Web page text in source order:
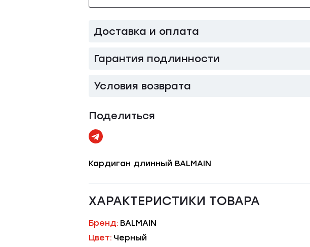
Доставка и оплата
Гарантия подлинности
Условия возврата
Поделиться
Кардиган длинный BALMAIN
ХАРАКТЕРИСТИКИ ТОВАРА
Бренд: BALMAIN
Цвет: Черный